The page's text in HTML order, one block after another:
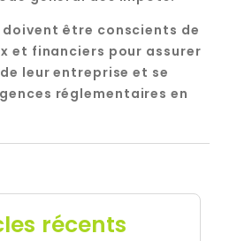
doivent être conscients de
et financiers pour assurer
leur entreprise et se
réglementaires en
récents